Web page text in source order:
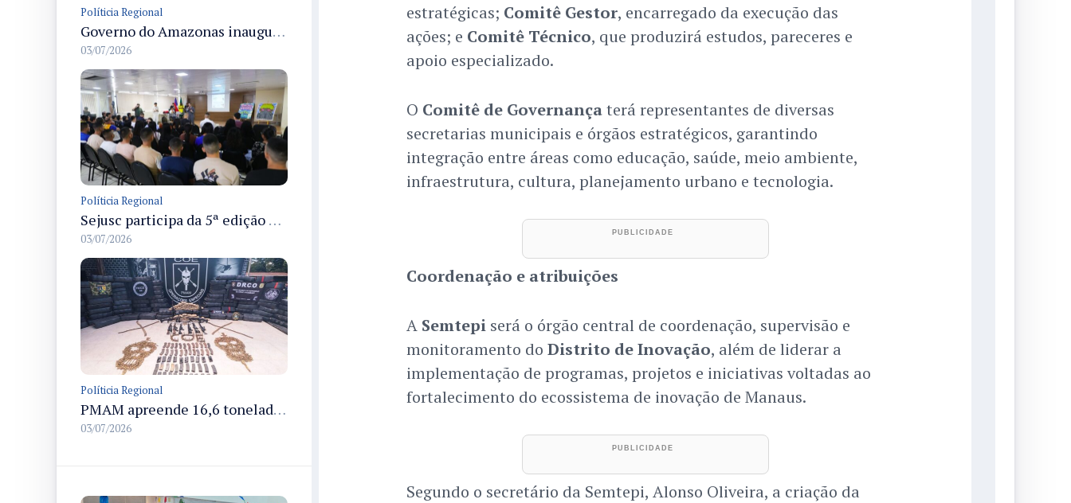
Políticia Regional
Governo do Amazonas inaugura primeiro Castramóvel Fluvial para atendimento veterinário às comunidades ribeirinhas e castração gratuita
03/07/2026
Políticia Regional
Sejusc participa da 5ª edição do Caminhos Literários com foco na cultura hip-hop nas unidades socioeducativas
03/07/2026
Políticia Regional
PMAM apreende 16,6 toneladas de entorpecentes e registra aumento nas prisões em flagrante e nas capturas de foragidos no primeiro semestre de 2026
03/07/2026
estratégicas; Comitê Gestor, encarregado da execução das
ações; e Comitê Técnico, que produzirá estudos, pareceres e
apoio especializado.
O Comitê de Governançaterá representantes de diversas
secretarias municipais e órgãos estratégicos, garantindo
integração entre áreas como educação, saúde, meio ambiente,
infraestrutura, cultura, planejamento urbano e tecnologia.
Coordenação e atribuições
A Semtepiserá o órgão central de coordenação, supervisão e
monitoramento do Distrito de Inovação, além de liderar a
implementação de programas, projetos e iniciativas voltadas ao
fortalecimento do ecossistema de inovação de Manaus.
Segundo o secretário da Semtepi, Alonso Oliveira, a criação da